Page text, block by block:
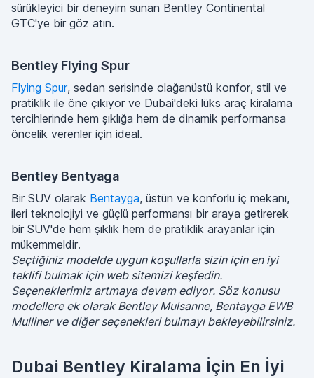
sürükleyici bir deneyim sunan Bentley Continental
GTC'ye bir göz atın.
Bentley Flying Spur
Flying Spur, sedan serisinde olağanüstü konfor, stil ve
pratiklik ile öne çıkıyor ve Dubai'deki lüks araç kiralama
tercihlerinde hem şıklığa hem de dinamik performansa
öncelik verenler için ideal.
Bentley Bentyaga
Bir SUV olarak Bentayga, üstün ve konforlu iç mekanı,
ileri teknolojiyi ve güçlü performansı bir araya getirerek
bir SUV'de hem şıklık hem de pratiklik arayanlar için
mükemmeldir.
Seçtiğiniz modelde uygun koşullarla sizin için en iyi
teklifi bulmak için web sitemizi keşfedin.
Seçeneklerimiz artmaya devam ediyor. Söz konusu
modellere ek olarak Bentley Mulsanne, Bentayga EWB
Mulliner ve diğer seçenekleri bulmayı bekleyebilirsiniz.
Dubai Bentley Kiralama İçin En İyi